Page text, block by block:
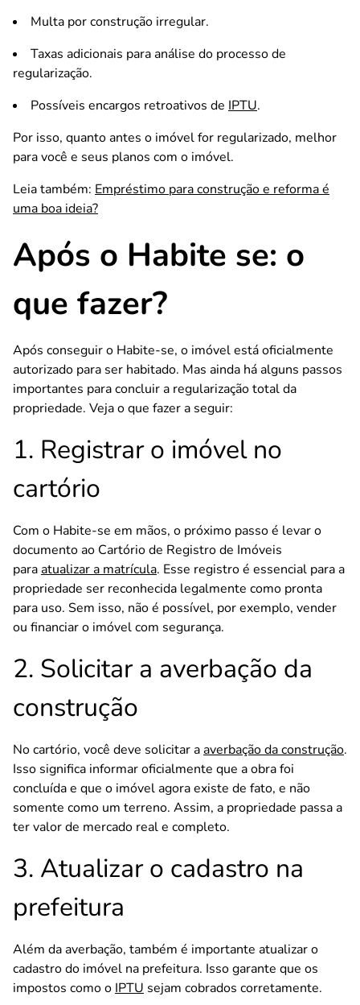
Multa por construção irregular.
Taxas adicionais para análise do processo de
regularização.
Possíveis encargos retroativos de IPTU.
Por isso, quanto antes o imóvel for regularizado, melhor
para você e seus planos com o imóvel.
Leia também: Empréstimo para construção e reforma é
uma boa ideia?
Após o Habite se: o
que fazer?
Após conseguir o Habite-se, o imóvel está oficialmente
autorizado para ser habitado. Mas ainda há alguns passos
importantes para concluir a regularização total da
propriedade. Veja o que fazer a seguir:
1. Registrar o imóvel no
cartório
Com o Habite-se em mãos, o próximo passo é levar o
documento ao Cartório de Registro de Imóveis
paraatualizar a matrícula. Esse registro é essencial para a
propriedade ser reconhecida legalmente como pronta
para uso. Sem isso, não é possível, por exemplo, vender
ou financiar o imóvel com segurança.
2. Solicitar a averbação da
construção
No cartório, você deve solicitar aaverbação da construção.
Isso significa informar oficialmente que a obra foi
concluída e que o imóvel agora existe de fato, e não
somente como um terreno. Assim, a propriedade passa a
ter valor de mercado real e completo.
3. Atualizar o cadastro na
prefeitura
Além da averbação, também é importante atualizar o
cadastro do imóvel na prefeitura. Isso garante que os
impostos como o IPTU sejam cobrados corretamente.